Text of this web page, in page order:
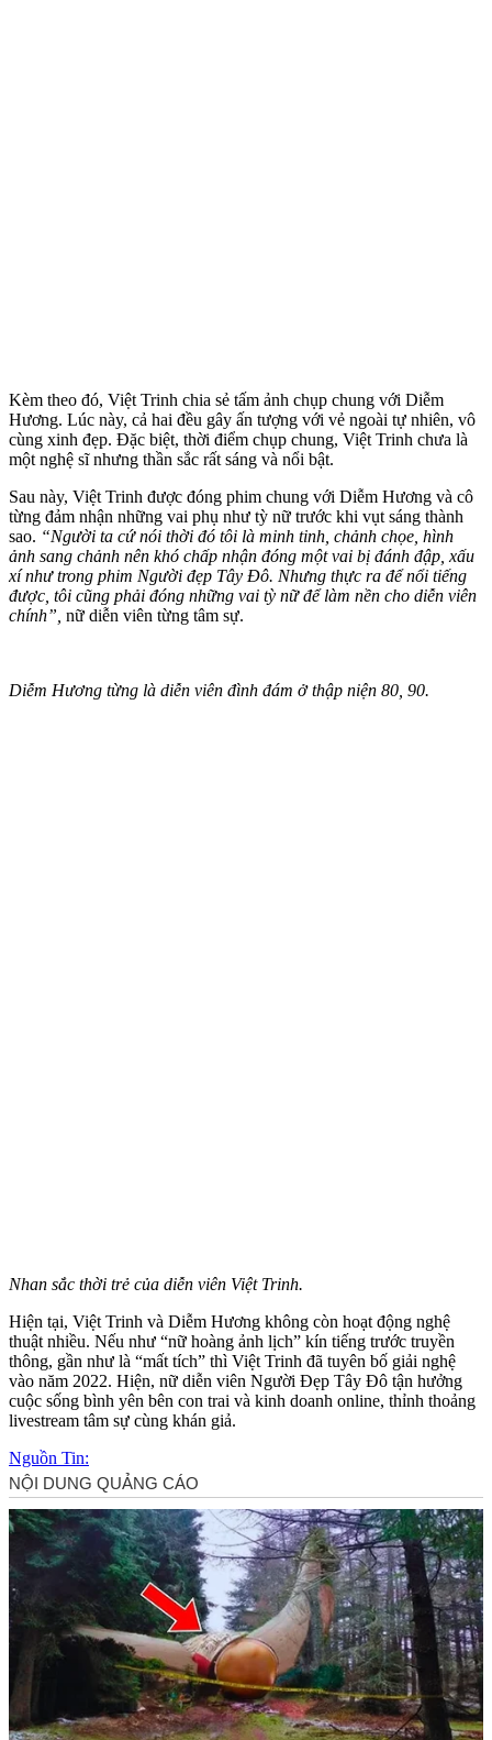
Kèm theo đó, Việt Trinh chia sẻ tấm ảnh chụp chung với Diễm
Hương. Lúc này, cả hai đều gây ấn tượng với vẻ ngoài tự nhiên, vô
cùng xinh đẹp. Đặc biệt, thời điểm chụp chung, Việt Trinh chưa là
một nghệ sĩ nhưng thần sắc rất sáng và nổi bật.
Sau này, Việt Trinh được đóng phim chung với Diễm Hương và cô
từng đảm nhận những vai phụ như tỳ nữ trước khi vụt sáng thành
sao. “Người ta cứ nói thời đó tôi là minh tinh, chảnh chọe, hình
ảnh sang chảnh nên khó chấp nhận đóng một vai bị đánh đập, xấu
xí như trong phim Người đẹp Tây Đô. Nhưng thực ra để nổi tiếng
được, tôi cũng phải đóng những vai tỳ nữ để làm nền cho diễn viên
chính”, nữ diễn viên từng tâm sự.
Diễm Hương từng là diễn viên đình đám ở thập niện 80, 90.
Nhan sắc thời trẻ của diễn viên Việt Trinh.
Hiện tại, Việt Trinh và Diễm Hương không còn hoạt động nghệ
thuật nhiều. Nếu như “nữ hoàng ảnh lịch” kín tiếng trước truyền
thông, gần như là “mất tích” thì Việt Trinh đã tuyên bố giải nghệ
vào năm 2022. Hiện, nữ diễn viên Người Đẹp Tây Đô tận hưởng
cuộc sống bình yên bên con trai và kinh doanh online, thỉnh thoảng
livestream tâm sự cùng khán giả.
Nguồn Tin: